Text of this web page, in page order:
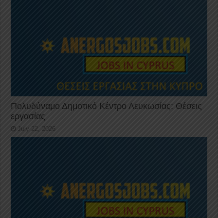
Πολυδύναμο Δημοτικό Κέντρο Λευκωσίας: Θέσεις
εργασίας
July 22, 2026